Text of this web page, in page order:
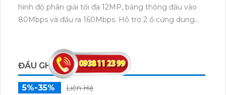
hình độ phân giải tối đa 12MP, băng thông đầu vào
80Mbps và đầu ra 160Mbps. Hỗ trợ 2 ổ cứng dung
chuyển động người và phương tiện.
ĐẦU GHI KX-EAI4K8864N4
5%-35% Liên Hệ